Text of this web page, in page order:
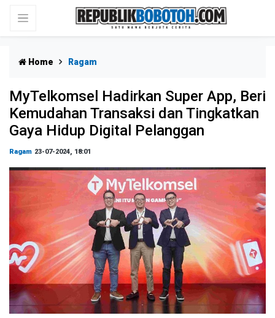
Home Ragam
MyTelkomsel Hadirkan Super App, Beri
Kemudahan Transaksi dan Tingkatkan
Gaya Hidup Digital Pelanggan
Ragam 23-07-2024, 18:01